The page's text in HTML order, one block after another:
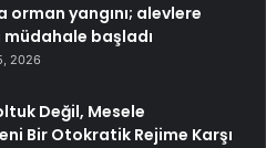
orman yangını; alevlere
başladı
2026
Değil, Mesele
Bir Otokratik Rejime Karşı